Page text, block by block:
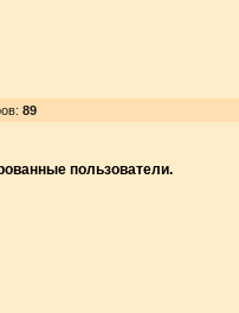
: 89
пользователи.